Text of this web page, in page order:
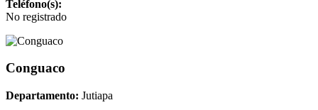
Teléfono(s):
No registrado
Conguaco
Departamento: Jutiapa